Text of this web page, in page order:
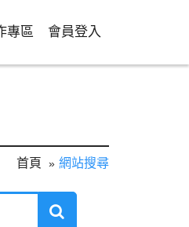
專區 會員登入
首頁 網站搜尋